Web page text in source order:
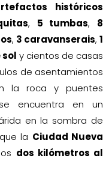
históricos
, 5 tumbas, 8
, 3 caravanserais, 1
sol y cientos de casas
de asentamientos
la roca y puentes
encuentra en un
en la sombra de
la Ciudad Nueva
dos kilómetros al